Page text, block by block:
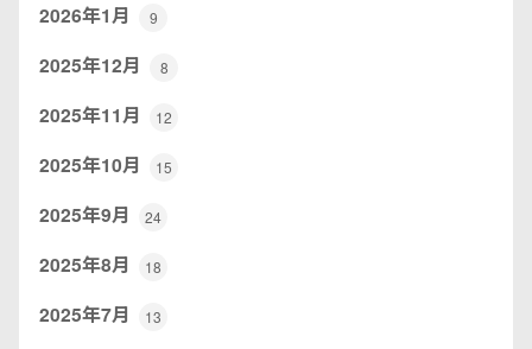
2026年1月 9
2025年12月 8
2025年11月 12
2025年10月 15
2025年9月 24
2025年8月 18
2025年7月 13